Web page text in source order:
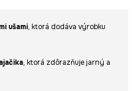
ušami, ktorá dodáva výrobku
, ktorá zdôrazňuje jarný a